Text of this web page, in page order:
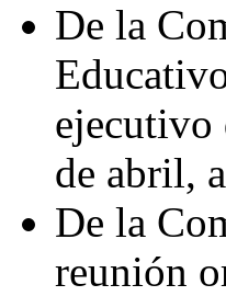
De la
ejecutivo
de abril,
De la
reunión